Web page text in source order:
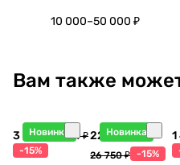
10 000–50 000 ₽
Вам также
Новинка
3 998 ₽4 704 ₽
-15%
Новинка
22 738 ₽
26 750 ₽ -15%